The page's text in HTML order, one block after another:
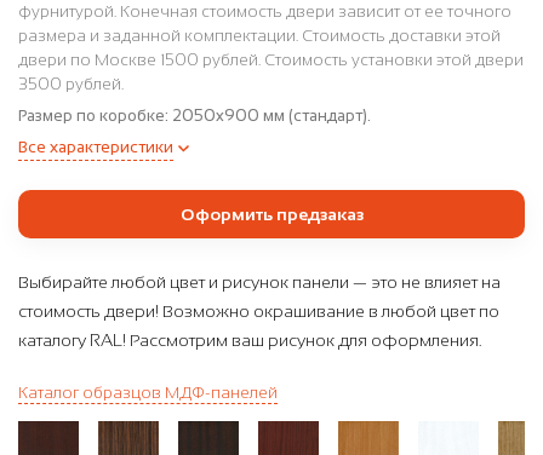
фурнитурой. Конечная стоимость двери зависит от ее точного
размера и заданной комплектации. Стоимость доставки этой
двери по Москве 1500 рублей. Стоимость установки этой двери
3500 рублей.
Размер по коробке: 2050x900 мм (стандарт).
Все характеристики
Оформить предзаказ
Выбирайте любой цвет и рисунок панели — это не влияет на
стоимость двери! Возможно окрашивание в любой цвет по
каталогу RAL! Рассмотрим ваш рисунок для оформления.
Каталог образцов МДФ-панелей